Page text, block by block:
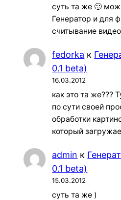
суть та же 🙂
Генератор и для
считывание
fedorka к
0.1 beta)
16.03.2012
как это та же???
по сути своей
обработки
который
admin к
0.1 beta)
15.03.2012
суть та же )